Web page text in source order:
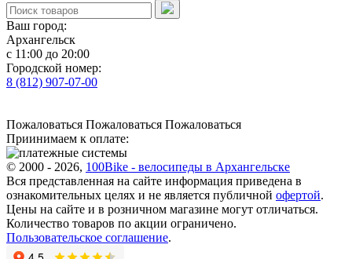
Ваш город:
Архангельск
с 11:00 до 20:00
Городской номер:
8 (812) 907-07-00
Пожаловаться Пожаловаться Пожаловаться
Приинимаем к оплате:
© 2000 - 2026, 100Bike - велосипеды в Архангельске
Вся представленная на сайте информация приведена в
ознакомительных целях и не является публичной офертой.
Цены на сайте и в розничном магазине могут отличаться.
Количество товаров по акции ограничено.
Пользовательское соглашение.